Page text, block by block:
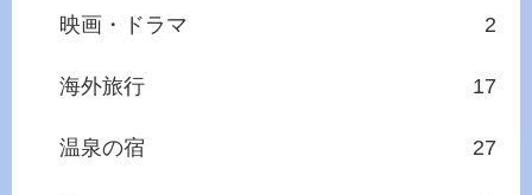
映画・ドラマ 2
海外旅行 17
温泉の宿 27